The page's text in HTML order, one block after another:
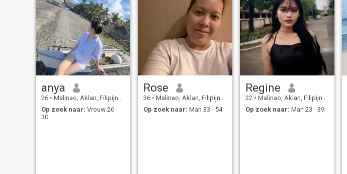
anya
26 • Malinao, Aklan, Filipijnen
Op zoek naar: Vrouw 26 -
30
Rose
36 • Malinao, Aklan, Filipijnen
Op zoek naar: Man 33 - 54
Regine
22 • Malinao, Aklan, Filipijnen
Op zoek naar: Man 23 - 39